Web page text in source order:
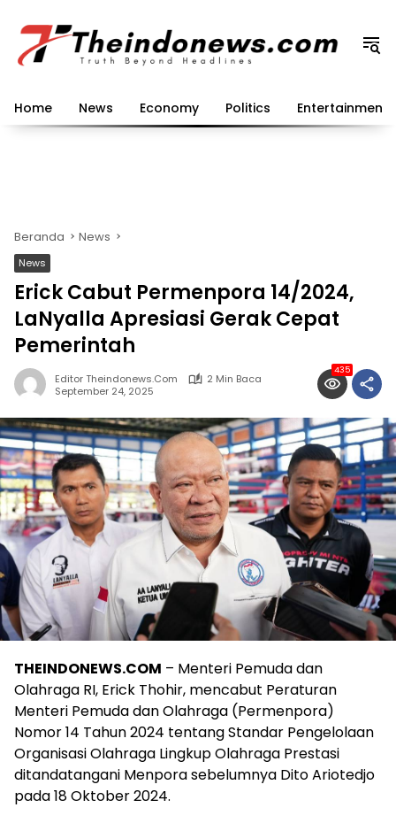
konten
Home News Economy Politics Entertainment
Beranda News
News
Erick Cabut Permenpora 14/2024,
LaNyalla Apresiasi Gerak Cepat
Pemerintah
Editor Theindonews.com
2 Min Baca
September 24, 2025
435
THEINDONEWS.COM – Menteri Pemuda dan
Olahraga RI, Erick Thohir, mencabut Peraturan
Menteri Pemuda dan Olahraga (Permenpora)
Nomor 14 Tahun 2024 tentang Standar Pengelolaan
Organisasi Olahraga Lingkup Olahraga Prestasi
ditandatangani Menpora sebelumnya Dito Ariotedjo
pada 18 Oktober 2024.